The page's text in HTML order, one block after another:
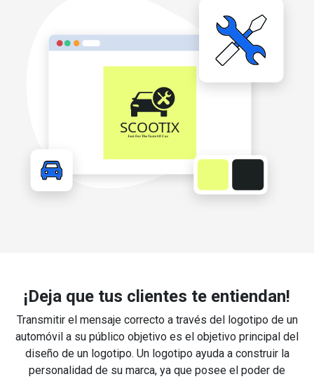
¡Deja que tus clientes te entiendan!
Transmitir el mensaje correcto a través del logotipo de un
automóvil a su público objetivo es el objetivo principal del
diseño de un logotipo. Un logotipo ayuda a construir la
personalidad de su marca, ya que posee el poder de